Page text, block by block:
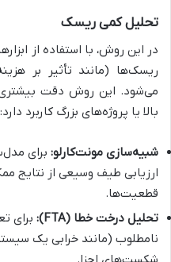
تحلیل کمی ریسک
در این روش، با استفاده از
ریسک‌ها (مانند تأثیر بر
می‌شود. این روش دقت
بالا یا پروژه‌های بزرگ کاربرد دارد:
شبیه‌سازی مونت‌کارلو: برای
ارزیابی طیف وسیعی از نتایج
قطعیت‌ها.
تحلیل درخت خطا (FTA):
برای
نامطلوب (مانند خرابی یک